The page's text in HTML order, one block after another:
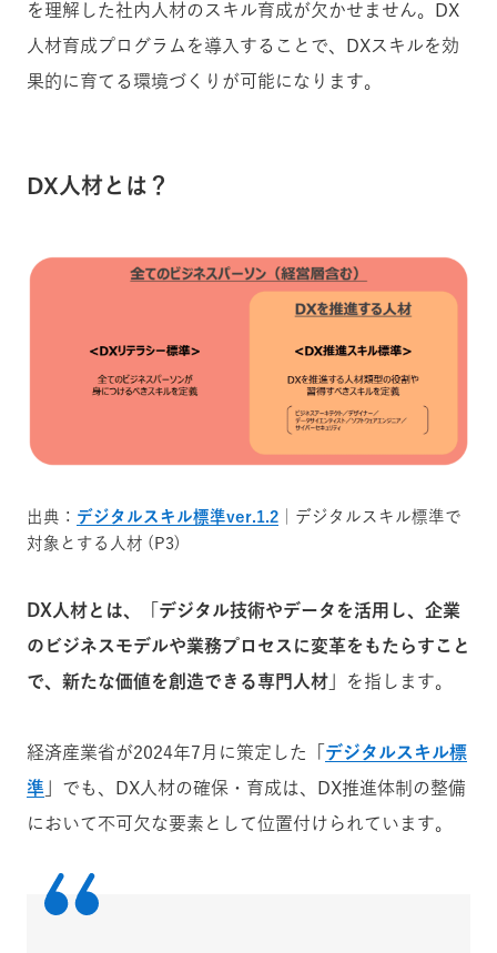
を理解した社内人材のスキル育成が欠かせません。DX
人材育成プログラムを導入することで、DXスキルを効
果的に育てる環境づくりが可能になります。
DX人材とは？
出典： デジタルスキル標準ver.1.2 ｜デジタルスキル標準で
対象とする人材 (P3)
DX人材とは、「デジタル技術やデータを活用し、企業
のビジネスモデルや業務プロセスに変革をもたらすこと
で、新たな価値を創造できる専門人材」
を指します。
経済産業省が2024年7月に策定した「 デジタルスキル標
準 」でも、DX人材の確保・育成は、DX推進体制の整備
において不可欠な要素として位置付けられています。